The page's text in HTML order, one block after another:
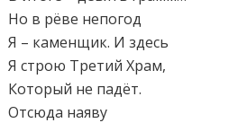
Но в рёве непогод
Я – каменщик. И здесь
Я строю Третий Храм,
Который не падёт.
Отсюда наяву